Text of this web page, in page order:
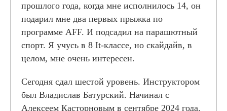
прошлого года, когда мне исполнилось 14, он
подарил мне два первых прыжка по
программе AFF. И подсадил на парашютный
спорт. Я учусь в 8 It-классе, но скайдайв, в
целом, мне очень интересен.
Сегодня сдал шестой уровень. Инструктором
был Владислав Батурский. Начинал с
Алексеем Касторновым в сентябре 2024 года.